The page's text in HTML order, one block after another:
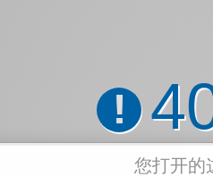
!
您打开的